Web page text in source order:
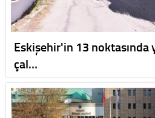
Eskişehir'in 13 noktasında
çal…